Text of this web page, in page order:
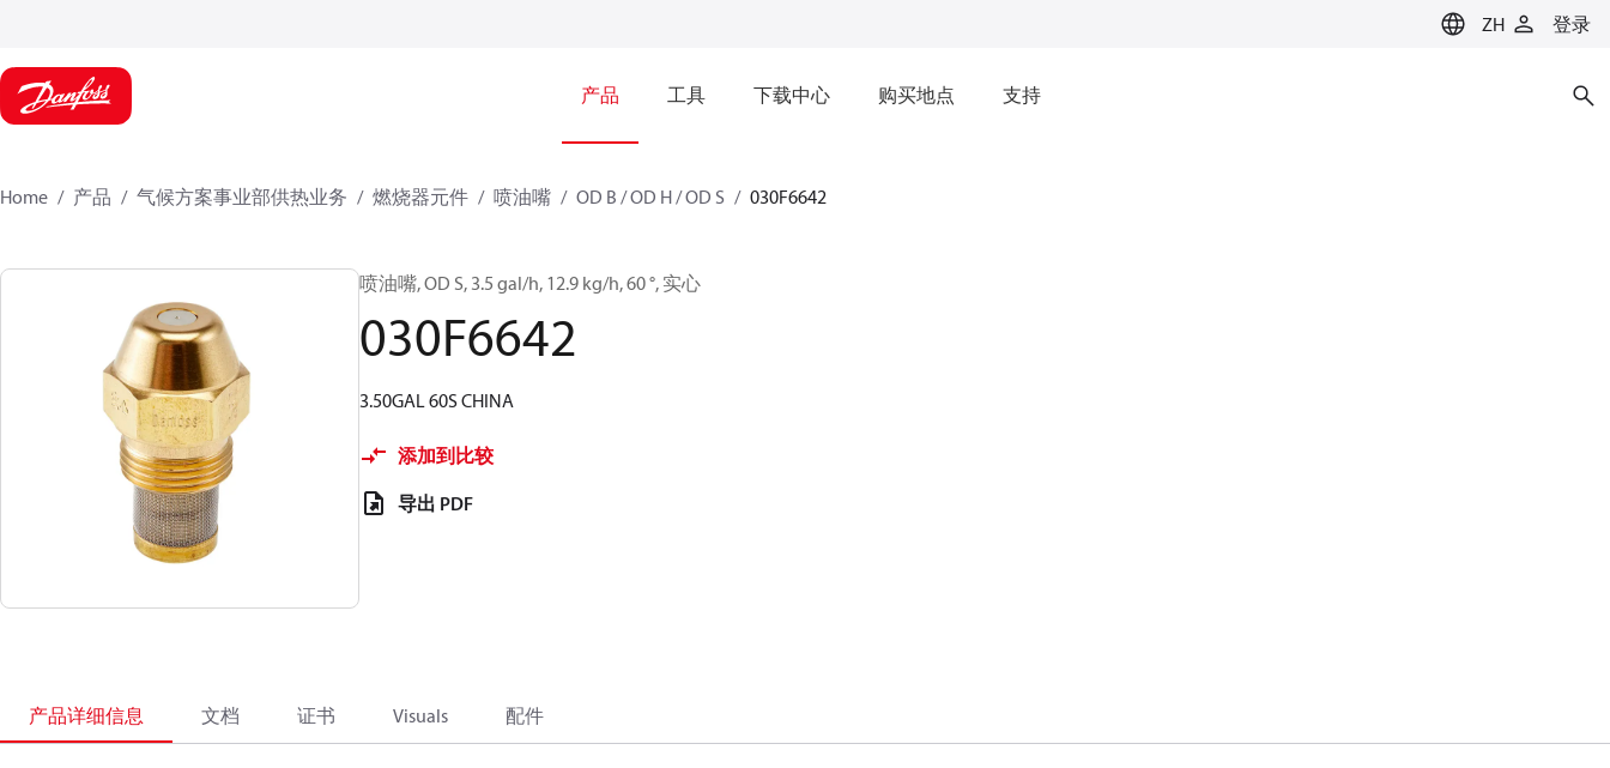
ZH 登录
产品 工具 下载中心 购买地点 支持
Home 产品 气候方案事业部供热业务 燃烧器元件 喷油嘴 OD B / OD H / OD S 030F6642
喷油嘴, OD S, 3.5 gal/h, 12.9 kg/h, 60 °, 实心
030F6642
3.50GAL 60S CHINA
添加到比较
导出 PDF
产品详细信息 文档 证书 Visuals 配件